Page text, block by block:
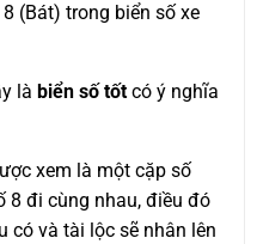
(Bát) trong biển số xe
là biển số tốt có ý nghĩa
xem là một cặp số
8 đi cùng nhau, điều đó
có và tài lộc sẽ nhân lên